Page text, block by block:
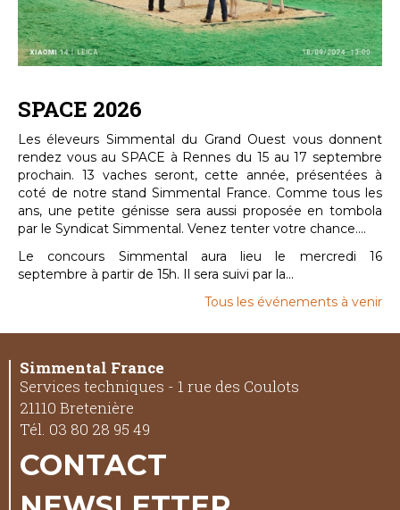
SPACE 2026
Les éleveurs Simmental du Grand Ouest vous donnent
rendez vous au SPACE à Rennes du 15 au 17 septembre
prochain. 13 vaches seront, cette année, présentées à
coté de notre stand Simmental France. Comme tous les
ans, une petite génisse sera aussi proposée en tombola
par le Syndicat Simmental. Venez tenter votre chance....
Le concours Simmental aura lieu le mercredi 16
septembre à partir de 15h. Il sera suivi par la...
Tous les événements à venir
Simmental France
Services techniques - 1 rue des Coulots
21110 Bretenière
Tél. 03 80 28 95 49
CONTACT